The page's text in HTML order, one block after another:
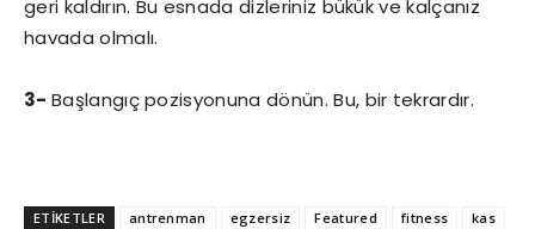
geri kaldırın. Bu esnada dizleriniz bükük ve kalçanız
havada olmalı.
3- Başlangıç pozisyonuna dönün. Bu, bir tekrardır.
ETİKETLER antrenman egzersiz Featured fitness kas